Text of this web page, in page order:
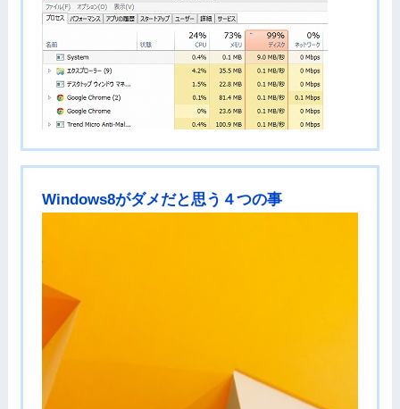
Windows8がダメだと思う４つの事